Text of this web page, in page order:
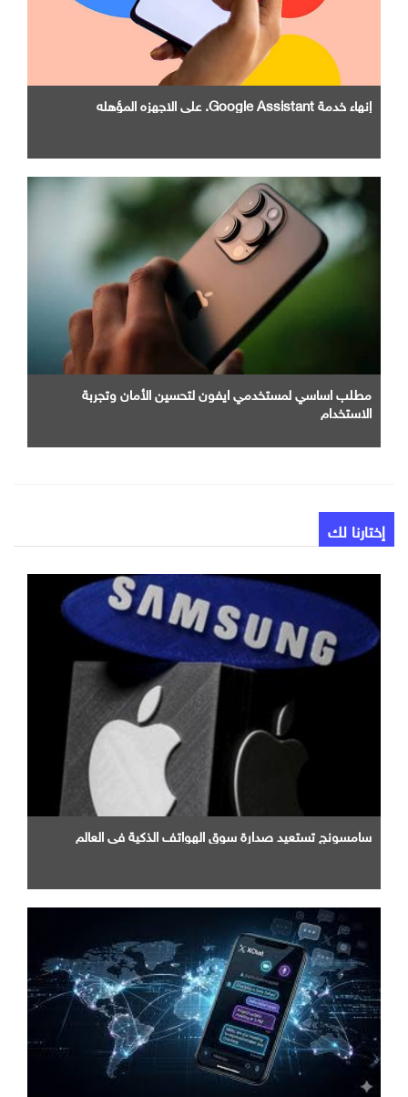
إنهاء خدمة Google Assistant. علي الاجهزه المؤهله
مطلب اساسي لمستخدمي ايفون لتحسين الأمان وتجربة
الاستخدام
إختارنا لك
سامسونج تستعيد صدارة سوق الهواتف الذكية في العالم